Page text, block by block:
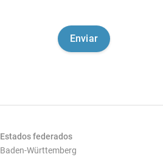
Estados federados
Baden-Württemberg